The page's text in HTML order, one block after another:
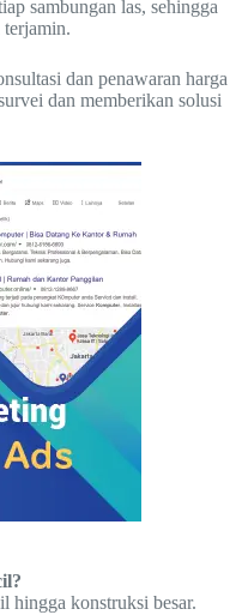
sambungan las, sehingga
terjamin.
dan penawaran harga
dan memberikan solusi
hingga konstruksi besar.